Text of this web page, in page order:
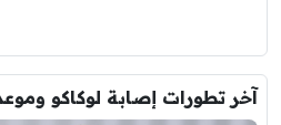
آخر تطورات إصابة لوكاكو